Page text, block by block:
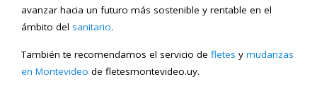
avanzar hacia un futuro más sostenible y rentable en el
ámbito del sanitario.
También te recomendamos el servicio de fletes y mudanzas
en Montevideo de fletesmontevideo.uy.